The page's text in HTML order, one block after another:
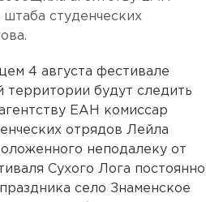
студенческих
4 августа фестивале
территории будут следить
ЕАН комиссар
отрядов Лейла
неподалеку от
Сухого Лога постоянно
село Знаменское